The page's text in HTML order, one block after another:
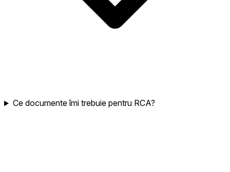
Ce documente îmi trebuie pentru RCA?